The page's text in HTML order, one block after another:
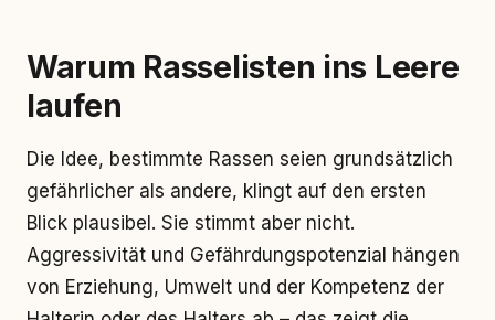
Warum Rasselisten ins Leere
laufen
Die Idee, bestimmte Rassen seien grundsätzlich
gefährlicher als andere, klingt auf den ersten
Blick plausibel. Sie stimmt aber nicht.
Aggressivität und Gefährdungspotenzial hängen
von Erziehung, Umwelt und der Kompetenz der